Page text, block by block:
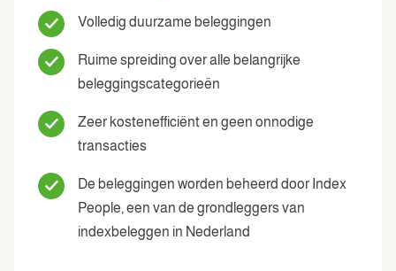
Volledig duurzame beleggingen
Ruime spreiding over alle belangrijke
beleggingscategorieën
Zeer kostenefficiënt en geen onnodige
transacties
De beleggingen worden beheerd door Index
People, een van de grondleggers van
indexbeleggen in Nederland